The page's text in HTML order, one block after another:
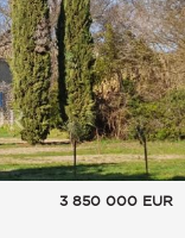
3 850 000 EUR